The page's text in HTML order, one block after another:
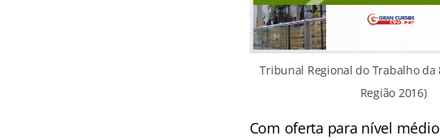
Tribunal Regional do Trabalho da
Região 2016)
Com oferta para nível